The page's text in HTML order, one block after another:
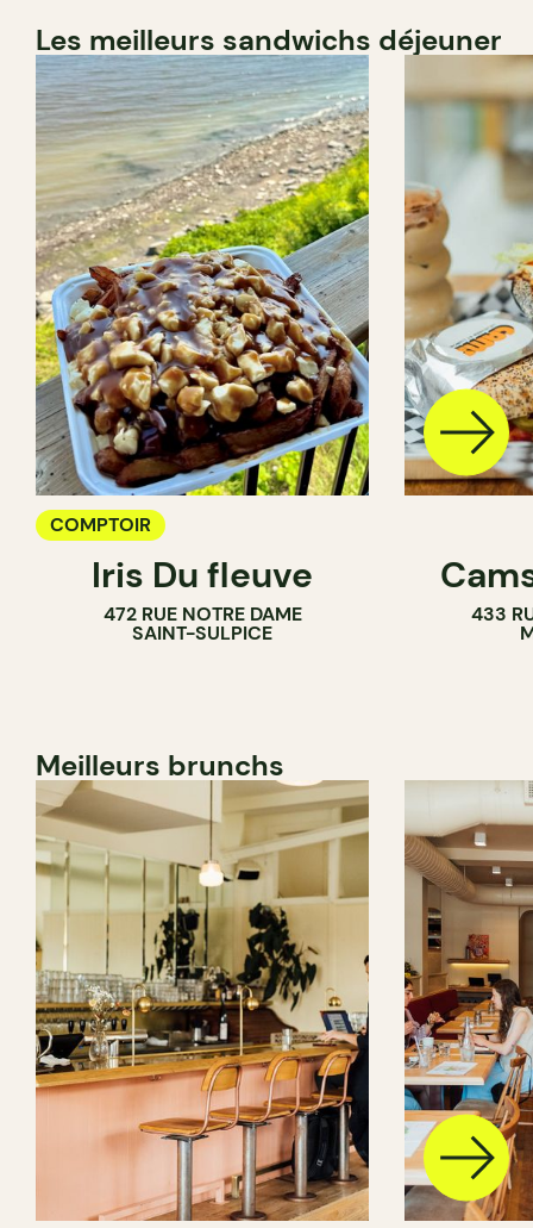
Les meilleurs sandwichs déjeuner
COMPTOIR
Iris Du fleuve
472 RUE NOTRE DAME
SAINT-SULPICE
433
Meilleurs brunchs